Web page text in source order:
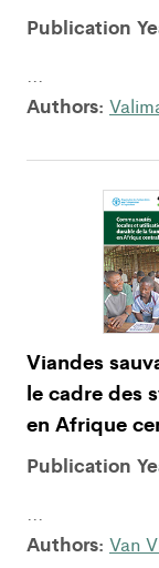
Publication
...
Authors:
Viandes
le cadre des
en Afrique
Publication
...
Authors: Van